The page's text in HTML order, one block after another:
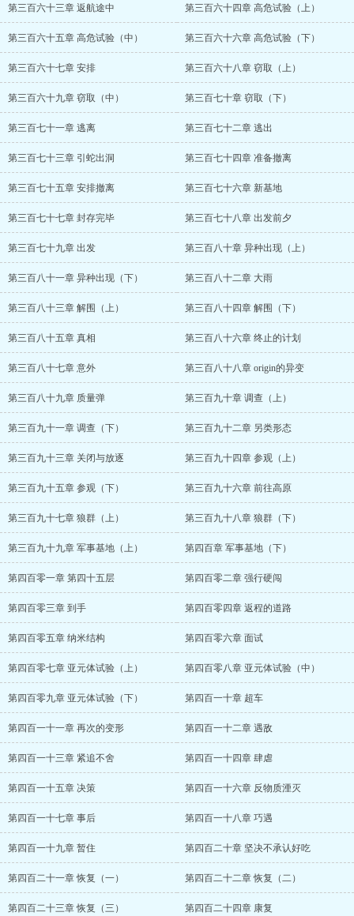
第三百六十三章 返航途中 第三百六十四章 高危试验（上）
第三百六十五章 高危试验（中） 第三百六十六章 高危试验（下）
第三百六十七章 安排 第三百六十八章 窃取（上）
第三百六十九章 窃取（中） 第三百七十章 窃取（下）
第三百七十一章 逃离 第三百七十二章 逃出
第三百七十三章 引蛇出洞 第三百七十四章 准备撤离
第三百七十五章 安排撤离 第三百七十六章 新基地
第三百七十七章 封存完毕 第三百七十八章 出发前夕
第三百七十九章 出发 第三百八十章 异种出现（上）
第三百八十一章 异种出现（下） 第三百八十二章 大雨
第三百八十三章 解围（上） 第三百八十四章 解围（下）
第三百八十五章 真相 第三百八十六章 终止的计划
第三百八十七章 意外 第三百八十八章 origin的异变
第三百八十九章 质量弹 第三百九十章 调查（上）
第三百九十一章 调查（下） 第三百九十二章 另类形态
第三百九十三章 关闭与放逐 第三百九十四章 参观（上）
第三百九十五章 参观（下） 第三百九十六章 前往高原
第三百九十七章 狼群（上） 第三百九十八章 狼群（下）
第三百九十九章 军事基地（上） 第四百章 军事基地（下）
第四百零一章 第四十五层 第四百零二章 强行硬闯
第四百零三章 到手 第四百零四章 返程的道路
第四百零五章 纳米结构 第四百零六章 面试
第四百零七章 亚元体试验（上） 第四百零八章 亚元体试验（中）
第四百零九章 亚元体试验（下） 第四百一十章 超车
第四百一十一章 再次的变形 第四百一十二章 遇敌
第四百一十三章 紧追不舍 第四百一十四章 肆虐
第四百一十五章 决策 第四百一十六章 反物质湮灭
第四百一十七章 事后 第四百一十八章 巧遇
第四百一十九章 暂住 第四百二十章 坚决不承认好吃
第四百二十一章 恢复（一） 第四百二十二章 恢复（二）
第四百二十三章 恢复（三） 第四百二十四章 康复